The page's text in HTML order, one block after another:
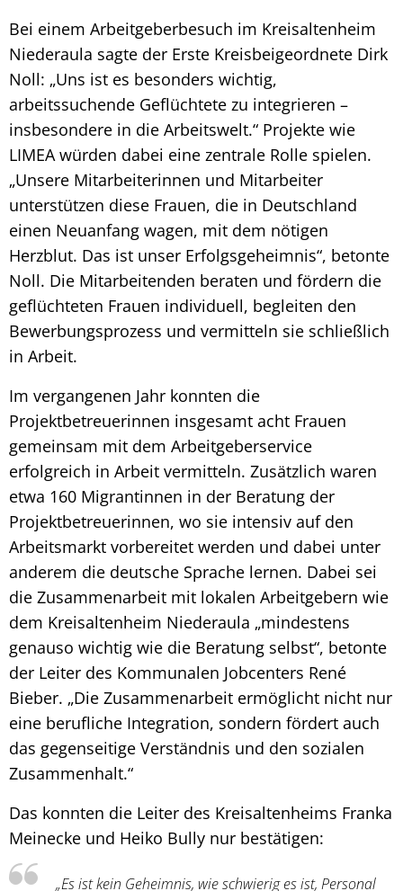
Bei einem Arbeitgeberbesuch im Kreisaltenheim
Niederaula sagte der Erste Kreisbeigeordnete Dirk
Noll: „Uns ist es besonders wichtig,
arbeitssuchende Geflüchtete zu integrieren –
insbesondere in die Arbeitswelt.“ Projekte wie
LIMEA würden dabei eine zentrale Rolle spielen.
„Unsere Mitarbeiterinnen und Mitarbeiter
unterstützen diese Frauen, die in Deutschland
einen Neuanfang wagen, mit dem nötigen
Herzblut. Das ist unser Erfolgsgeheimnis“, betonte
Noll. Die Mitarbeitenden beraten und fördern die
geflüchteten Frauen individuell, begleiten den
Bewerbungsprozess und vermitteln sie schließlich
in Arbeit.
Im vergangenen Jahr konnten die
Projektbetreuerinnen insgesamt acht Frauen
gemeinsam mit dem Arbeitgeberservice
erfolgreich in Arbeit vermitteln. Zusätzlich waren
etwa 160 Migrantinnen in der Beratung der
Projektbetreuerinnen, wo sie intensiv auf den
Arbeitsmarkt vorbereitet werden und dabei unter
anderem die deutsche Sprache lernen. Dabei sei
die Zusammenarbeit mit lokalen Arbeitgebern wie
dem Kreisaltenheim Niederaula „mindestens
genauso wichtig wie die Beratung selbst“, betonte
der Leiter des Kommunalen Jobcenters René
Bieber. „Die Zusammenarbeit ermöglicht nicht nur
eine berufliche Integration, sondern fördert auch
das gegenseitige Verständnis und den sozialen
Zusammenhalt.“
Das konnten die Leiter des Kreisaltenheims Franka
Meinecke und Heiko Bully nur bestätigen:
„Es ist kein Geheimnis, wie schwierig es ist, Personal